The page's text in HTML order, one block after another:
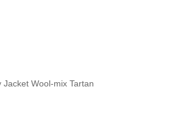
Jacket Wool-mix Tartan